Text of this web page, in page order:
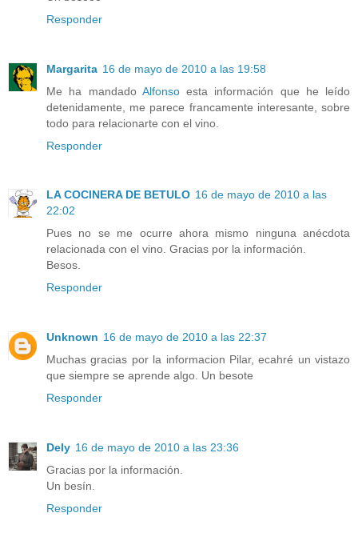
Responder
Margarita 16 de mayo de 2010 a las 19:58
Me ha mandado Alfonsoesta información que he leído
detenidamente, me parece francamente interesante, sobre
todo para relacionarte con el vino.
Responder
LA COCINERA DE BETULO 16 de mayo de 2010 a las
22:02
Pues no se me ocurre ahora mismo ninguna anécdota
relacionada con el vino. Gracias por la información.
Besos.
Responder
Unknown 16 de mayo de 2010 a las 22:37
Muchas gracias por la informacion Pilar, ecahré un vistazo
que siempre se aprende algo. Un besote
Responder
Dely 16 de mayo de 2010 a las 23:36
Gracias por la información.
Un besín.
Responder